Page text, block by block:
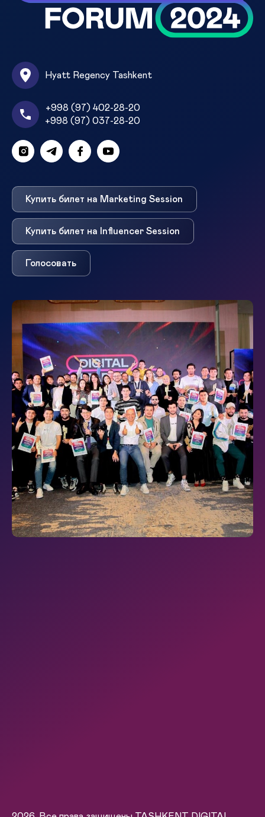
Hyatt Regency Tashkent
+998 (97) 402-28-20
+998 (97) 037-28-20
Купить билет на Marketing Session
Купить билет на Influencer Session
Голосовать